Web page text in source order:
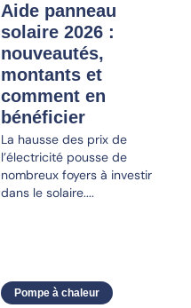
Aide panneau
solaire 2026 :
nouveautés,
montants et
comment en
bénéficier
La hausse des prix de
l’électricité pousse de
nombreux foyers à investir
dans le solaire....
Pompe à chaleur